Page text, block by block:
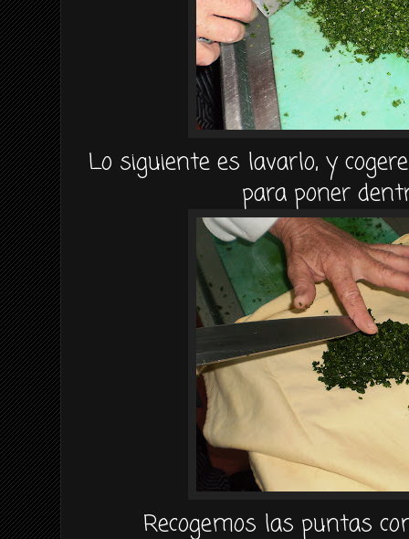
Lo siguiente es lavarlo, y
para poner
Recogemos las puntas